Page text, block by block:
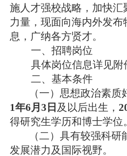
施人才强校战略，加快汇
力量，现面向海内外发
息，广纳各方贤才。
一、 招聘岗位
具体岗位信息详见附
二、基本条件
（一）思想政治素质
1年6月 3 日 及以后出生，
得研究生学历和博士学位。
（二）具有较强科研
发展潜力及国际视野。